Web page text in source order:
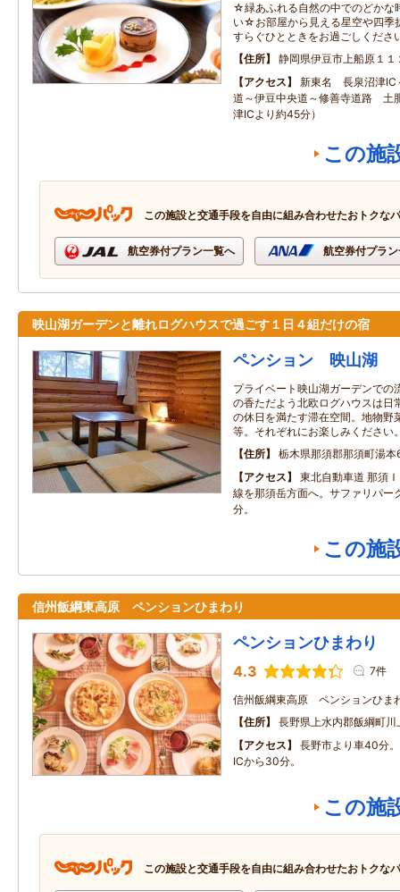
☆緑あふれる自然の中でのどかな
い☆お部屋から見える星空や四季
すらぐひとときをお過ごしくださ
住所
静岡県伊豆市上船原１１
アクセス
新東名 長泉沼津IC
道～伊豆中央道～修善寺道路 土
津ICより約45分）
この施
この施設と交通手段を自由に組み合わせたおトクな
航空券付プラン一覧へ 航空券付プラ
映山湖ガーデンと離れログハウスで過ごす１日４組だけの宿
ペンション 映山湖
プライベート映山湖ガーデンでの
の香ただよう北欧ログハウスは日
の休日を満たす滞在空間。地物野
等。それぞれにお楽しみください
住所
栃木県那須郡那須町湯
アクセス
東北自動車道 那須
線を那須岳方面へ。サファリパー
分。
この施
信州飯綱東高原 ペンションひまわり
ペンションひまわり
4.3 7件
信州飯綱東高原 ペンションひま
住所
長野県上水内郡飯綱町川
アクセス
長野市より車40分
ICから30分。
この施
この施設と交通手段を自由に組み合わせたおトクな